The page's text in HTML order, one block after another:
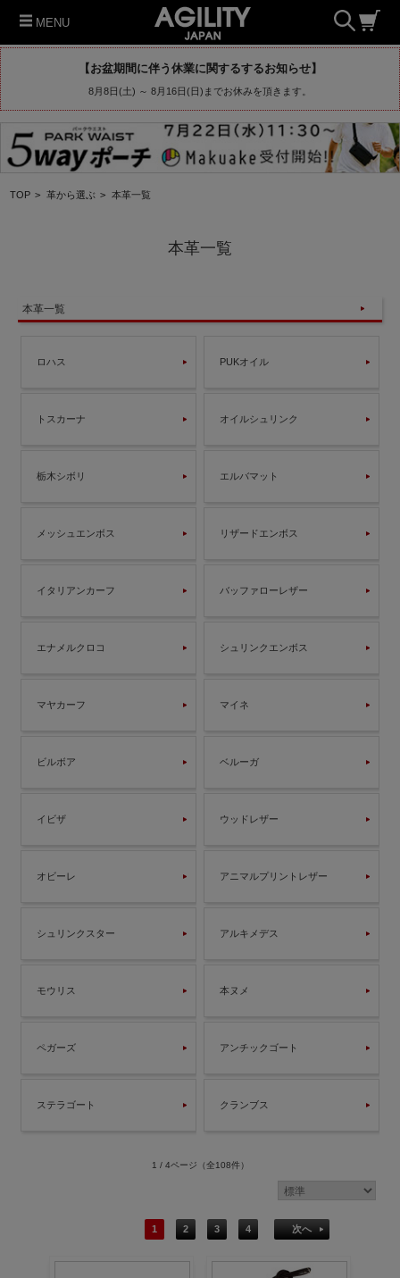
MENU
【お盆期間に伴う休業に関するするお知らせ】
8月8日(土) ～ 8月16日(日)までお休みを頂きます。
TOP > 革から選ぶ > 本革一覧
本革一覧
本革一覧
ロハス
トスカーナ
栃木シボリ
メッシュエンボス
イタリアンカーフ
エナメルクロコ
マヤカーフ
ビルボア
イビザ
オビーレ
シュリンクスター
モウリス
ペガーズ
ステラゴート
PUKオイル
オイルシュリンク
エルバマット
リザードエンボス
バッファローレザー
シュリンクエンボス
マイネ
ベルーガ
ウッドレザー
アニマルプリントレザー
アルキメデス
本ヌメ
アンチックゴート
クランブス
1 / 4ページ （全108件）
1 2 3 4 次へ